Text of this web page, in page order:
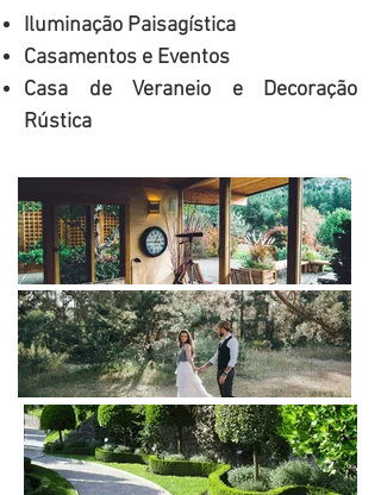
Iluminação Paisagística
Casamentos e Eventos
Casa de Veraneio e Decoração
Rústica